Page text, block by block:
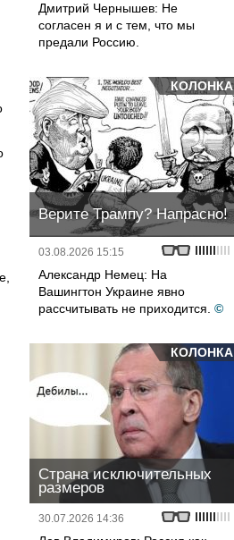
Дмитрий Чернышев: Не
согласен я и с тем, что мы
предали Россию.
КОЛОНКА
Верите Трампу? Напрасно!
03.08.2026 15:15
Александр Немец: На
Вашингтон Украине явно
рассчитывать не приходится. ©
КОЛОНКА
Страна исключительных
размеров
30.07.2026 14:36